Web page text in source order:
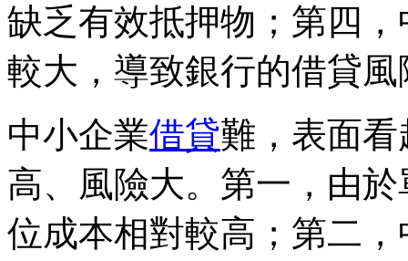
缺乏有效抵押物；第四
較大，導致銀行的借貸
中小企業借貸難，表面
高、風險大。第一，由
位成本相對較高；第二